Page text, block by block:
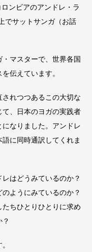
ンビアのアンドレ・ラ
でサットサンガ（お話
マスターで、世界各国
伝えています。
れつつあるこの大切な
、日本のヨガの実践者
なりました。アンドレ
に同時通訳してくれま
はどうみているのか？
ようにみているのか？
たちひとりひとりに求め